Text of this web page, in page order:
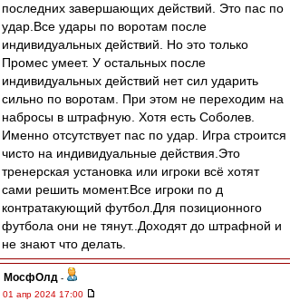
последних завершающих действий. Это пас по
удар.Все удары по воротам после
индивидуальных действий. Но это только
Промес умеет. У остальных после
индивидуальных действий нет сил ударить
сильно по воротам. При этом не переходим на
набросы в штрафную. Хотя есть Соболев.
Именно отсутствует пас по удар. Игра строится
чисто на индивидуальные действия.Это
тренерская установка или игроки всё хотят
сами решить момент.Все игроки по д
контратакующий футбол.Для позиционного
футбола они не тянут..Доходят до штрафной и
не знают что делать.
МосфОлд -
01 апр 2024 17:00